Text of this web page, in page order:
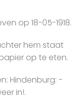
op 18-05-1918.
hem staat
op te eten.
Hindenburg: -
in!.